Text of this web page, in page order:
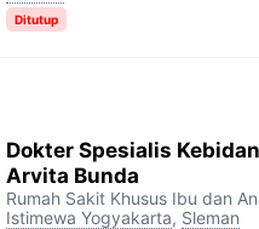
Ditutup
Dokter Spesialis
Arvita Bunda
Rumah Sakit Khusus Ibu dan
Istimewa Yogyakarta, Sleman